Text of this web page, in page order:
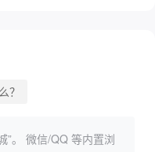
？
。
微信/QQ 等内置浏